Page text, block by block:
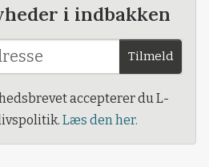
i indbakken
Tilmeld
accepterer du L-
Læs den her.